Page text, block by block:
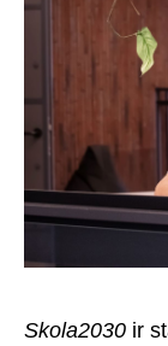
Skola2030 ir